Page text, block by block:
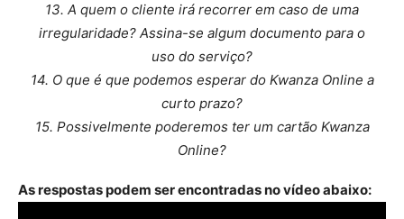
13. A quem o cliente irá recorrer em caso de uma
irregularidade? Assina-se algum documento para o
uso do serviço?
14. O que é que podemos esperar do Kwanza Online a
curto prazo?
15. Possivelmente poderemos ter um cartão Kwanza
Online?
As respostas podem ser encontradas no vídeo abaixo: